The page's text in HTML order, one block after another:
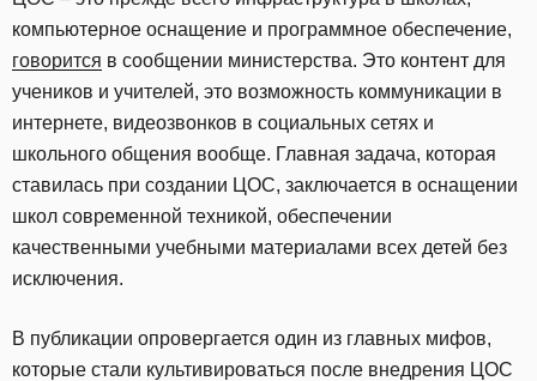
компьютерное оснащение и программное обеспечение,
говорится в сообщении министерства. Это контент для
учеников и учителей, это возможность коммуникации в
интернете, видеозвонков в социальных сетях и
школьного общения вообще. Главная задача, которая
ставилась при создании ЦОС, заключается в оснащении
школ современной техникой, обеспечении
качественными учебными материалами всех детей без
исключения.
В публикации опровергается один из главных мифов,
которые стали культивироваться после внедрения ЦОС